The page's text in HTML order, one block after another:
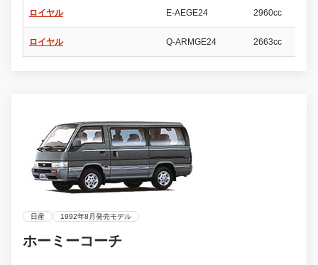
ロイヤル E-AEGE24 2960cc
ロイヤル Q-ARMGE24 2663cc
日産 1992年8月発売モデル
ホーミーコーチ